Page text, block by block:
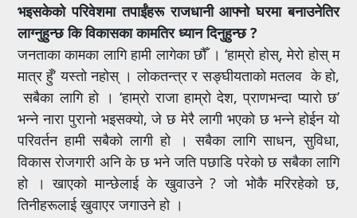
भइसकेको परिवेशमा तपाईंहरू राजधानी आफ्नो घरमा बनाउनेतिर
लाग्नुहुन्छ कि विकासका कामतिर ध्यान दिनुहुन्छ ?
जनताका कामका लागि हामी लागेका छौँ । ‘हाम्रो होस्, मेरो होस् म
मात्र हुँ’ यस्तो नहोस् । लोकतन्त्र र सङ्घीयताको मतलव के हो,
सबैका लागि हो । ‘हाम्रो राजा हाम्रो देश, प्राणभन्दा प्यारो छ’
भन्ने नारा पुरानो भइसक्यो, जे छ मेरै लागी भएको छ भन्ने होईन यो
परिवर्तन हामी सबैको लागी हो । सबैका लागि साधन, सुविधा,
विकास रोजगारी अनि के छ भने जति पछाडि परेको छ सबैका लागि
हो । खाएको मान्छेलाई के खुवाउने ? जो भोकै मरिरहेको छ,
तिनीहरूलाई खुवाएर जगाउने हो ।